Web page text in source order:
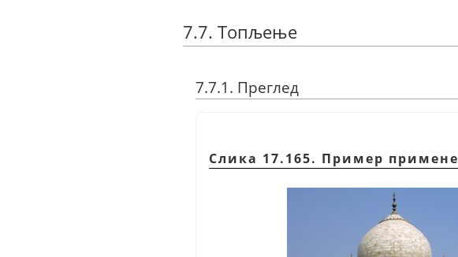
7.7. Топљење
7.7.1. Преглед
Слика 17.165. Пример